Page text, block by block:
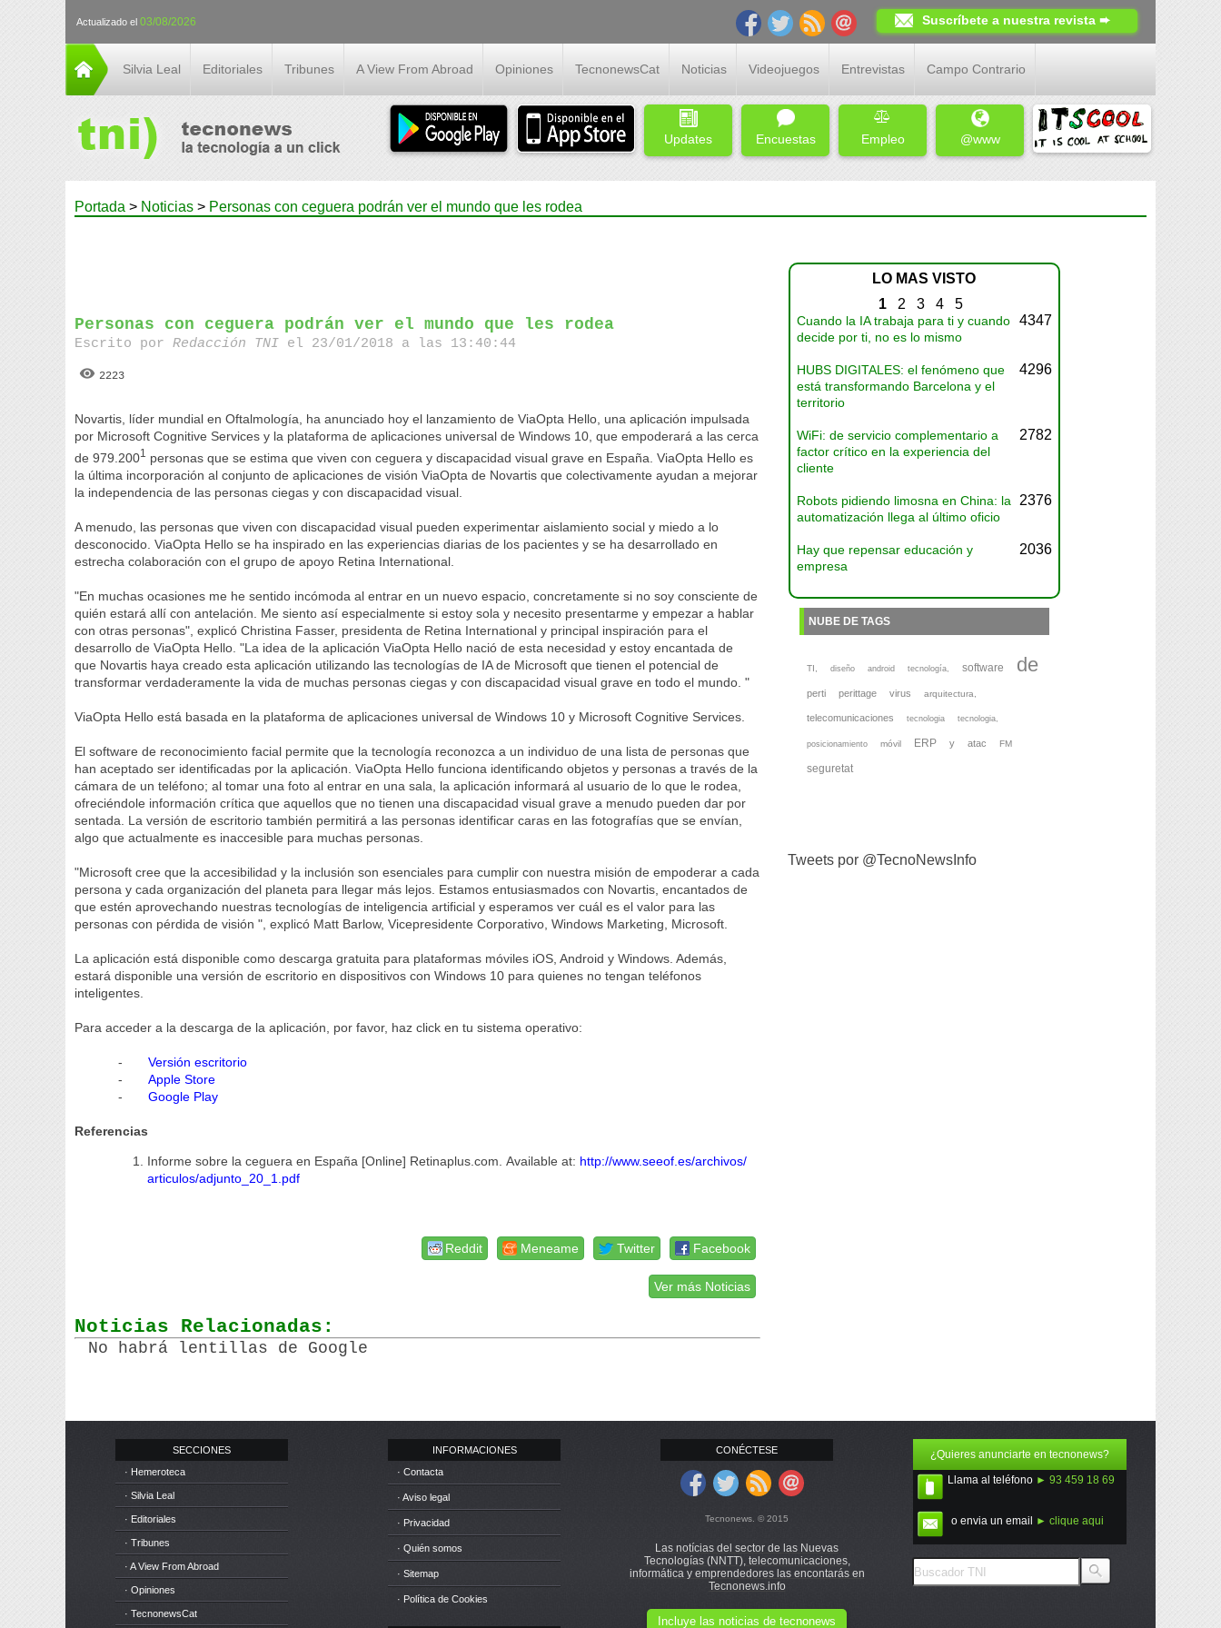
Actualizado el 03/08/2026 Suscríbete a nuestra revista ➨
Silvia Leal Editoriales Tribunes A View From Abroad Opiniones TecnonewsCat Noticias Videojuegos Entrevistas Campo Contrario
Updates Encuestas Empleo @www
Portada > Noticias > Personas con ceguera podrán ver el mundo que les rodea
Personas con ceguera podrán ver el mundo que les rodea
Escrito porRedacción TNI el 23/01/2018 a las 13:40:44
2223
Novartis, líder mundial en Oftalmología, ha anunciado hoy el lanzamiento de ViaOpta Hello, una aplicación impulsada
por Microsoft Cognitive Services y la plataforma de aplicaciones universal de Windows 10, que empoderará a las cerca
de 979.2001 personas que se estima que viven con ceguera y discapacidad visual grave en España. ViaOpta Hello es
la última incorporación al conjunto de aplicaciones de visión ViaOpta de Novartis que colectivamente ayudan a mejorar
la independencia de las personas ciegas y con discapacidad visual.
A menudo, las personas que viven con discapacidad visual pueden experimentar aislamiento social y miedo a lo
desconocido. ViaOpta Hello se ha inspirado en las experiencias diarias de los pacientes y se ha desarrollado en
estrecha colaboración con el grupo de apoyo Retina International.
"En muchas ocasiones me he sentido incómoda al entrar en un nuevo espacio, concretamente si no soy consciente de
quién estará allí con antelación. Me siento así especialmente si estoy sola y necesito presentarme y empezar a hablar
con otras personas", explicó Christina Fasser, presidenta de Retina International y principal inspiración para el
desarrollo de ViaOpta Hello. "La idea de la aplicación ViaOpta Hello nació de esta necesidad y estoy encantada de
que Novartis haya creado esta aplicación utilizando las tecnologías de IA de Microsoft que tienen el potencial de
transformar verdaderamente la vida de muchas personas ciegas y con discapacidad visual grave en todo el mundo. "
ViaOpta Hello está basada en la plataforma de aplicaciones universal de Windows 10 y Microsoft Cognitive Services.
El software de reconocimiento facial permite que la tecnología reconozca a un individuo de una lista de personas que
han aceptado ser identificadas por la aplicación. ViaOpta Hello funciona identificando objetos y personas a través de la
cámara de un teléfono; al tomar una foto al entrar en una sala, la aplicación informará al usuario de lo que le rodea,
ofreciéndole información crítica que aquellos que no tienen una discapacidad visual grave a menudo pueden dar por
sentada. La versión de escritorio también permitirá a las personas identificar caras en las fotografías que se envían,
algo que actualmente es inaccesible para muchas personas.
"Microsoft cree que la accesibilidad y la inclusión son esenciales para cumplir con nuestra misión de empoderar a cada
persona y cada organización del planeta para llegar más lejos. Estamos entusiasmados con Novartis, encantados de
que estén aprovechando nuestras tecnologías de inteligencia artificial y esperamos ver cuál es el valor para las
personas con pérdida de visión ", explicó Matt Barlow, Vicepresidente Corporativo, Windows Marketing, Microsoft.
La aplicación está disponible como descarga gratuita para plataformas móviles iOS, Android y Windows. Además,
estará disponible una versión de escritorio en dispositivos con Windows 10 para quienes no tengan teléfonos
inteligentes.
Para acceder a la descarga de la aplicación, por favor, haz click en tu sistema operativo:
-Versión escritorio
-Apple Store
-Google Play
Referencias
Informe sobre la ceguera en España [Online] Retinaplus.com. Available at: http://www.seeof.es/archivos/
articulos/adjunto_20_1.pdf
Facebook
Twitter
Meneame
Reddit
Ver más Noticias
Noticias Relacionadas:
No habrá lentillas de Google
LO MAS VISTO
1 2 3 4 5
Cuando la IA trabaja para ti y cuando
decide por ti, no es lo mismo
4347
HUBS DIGITALES: el fenómeno que
está transformando Barcelona y el
territorio
4296
WiFi: de servicio complementario a
factor crítico en la experiencia del
cliente
2782
Robots pidiendo limosna en China: la
automatización llega al último oficio
2376
Hay que repensar educación y
empresa
2036
NUBE DE TAGS
TI, diseño android tecnología, software de
perti perittage virus arquitectura,
telecomunicaciones tecnologia tecnologia,
posicionamiento móvil ERP y atac FM
seguretat
Tweets por @TecnoNewsInfo
SECCIONES
· Hemeroteca
· Silvia Leal
· Editoriales
· Tribunes
· A View From Abroad
· Opiniones
· TecnonewsCat
INFORMACIONES
· Contacta
· Aviso legal
· Privacidad
· Quién somos
· Sitemap
· Política de Cookies
CONÉCTESE
Tecnonews. © 2015
Las notícias del sector de las Nuevas
Tecnologías (NNTT), telecomunicaciones,
informática y emprendedores las encontarás en
Tecnonews.info
Incluye las noticias de tecnonews
¿Quieres anunciarte en tecnonews?
Llama al teléfono ► 93 459 18 69
o envia un email ► clique aqui